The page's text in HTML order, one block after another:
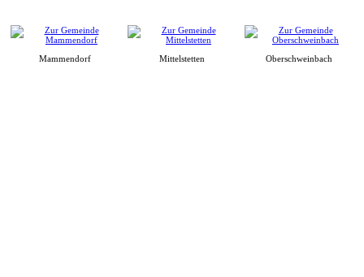
Mammendorf Mittelstetten Oberschweinbach